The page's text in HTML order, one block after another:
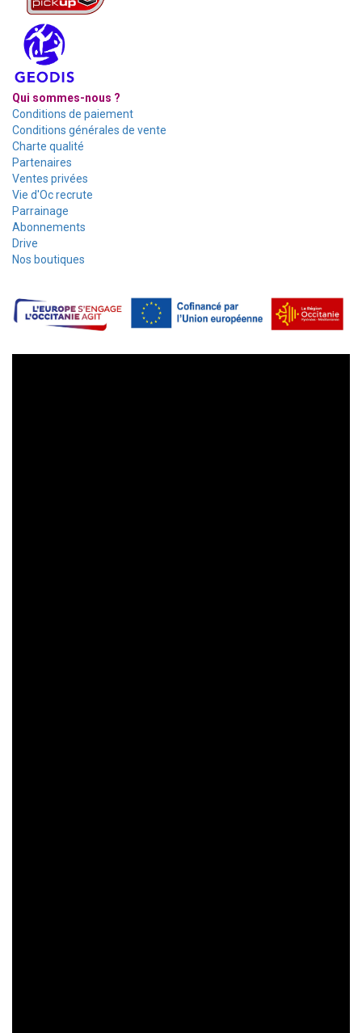
Qui sommes-nous ?
Conditions de paiement
Conditions générales de vente
Charte qualité
Partenaires
Ventes privées
Vie d'Oc recrute
Parrainage
Abonnements
Drive
Nos boutiques